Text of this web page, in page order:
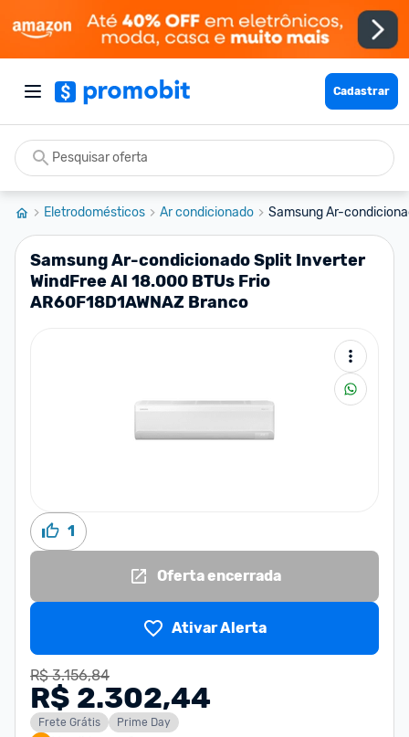
Cadastrar
Eletrodomésticos Ar condicionado Samsung Ar-
Samsung Ar-condicionado Split Inverter
WindFree AI 18.000 BTUs Frio
AR60F18D1AWNAZ Branco
1
Oferta encerrada
Ativar Alerta
R$ 3.156,84
R$ 2.302,44
Frete Grátis Prime Day